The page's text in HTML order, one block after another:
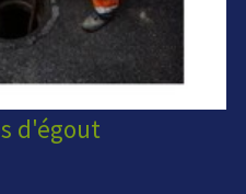
d'égout